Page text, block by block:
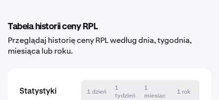
Tabela historii ceny RPL
Przeglądaj historię ceny RPL według dnia, tygodnia,
miesiąca lub roku.
Statystyki 1 dzień
1
tydzień
1
miesiąc
1 rok